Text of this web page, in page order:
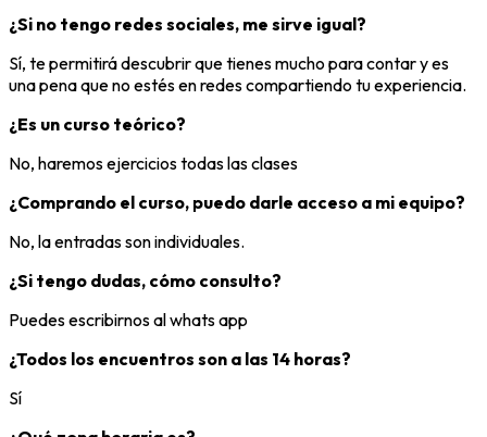
¿Si no tengo redes sociales, me sirve igual?
Sí, te permitirá descubrir que tienes mucho para contar y es
una pena que no estés en redes compartiendo tu experiencia.
¿Es un curso teórico?
No, haremos ejercicios todas las clases
¿Comprando el curso, puedo darle acceso a mi equipo?
No, la entradas son individuales.
¿Si tengo dudas, cómo consulto?
Puedes escribirnos al whats app
¿Todos los encuentros son a las 14 horas?
Sí